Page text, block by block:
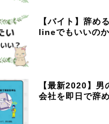
【バイト】辞め
lineでもいいの
【最新2020】男
会社を即日で辞